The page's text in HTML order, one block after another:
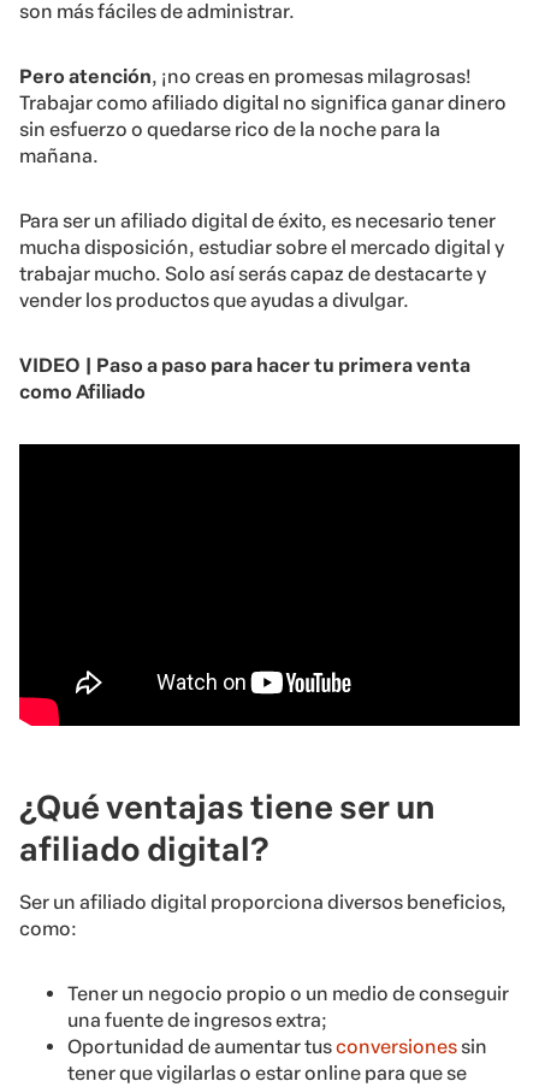
son más fáciles de administrar.
Pero atención, ¡no creas en promesas milagrosas!
Trabajar como afiliado digital no significa ganar dinero
sin esfuerzo o quedarse rico de la noche para la
mañana.
Para ser un afiliado digital de éxito, es necesario tener
mucha disposición, estudiar sobre el mercado digital y
trabajar mucho. Solo así serás capaz de destacarte y
vender los productos que ayudas a divulgar.
VIDEO | Paso a paso para hacer tu primera venta
como Afiliado
¿Qué ventajas tiene ser un
afiliado digital?
Ser un afiliado digital proporciona diversos beneficios,
como:
Tener un negocio propio o un medio de conseguir
una fuente de ingresos extra;
Oportunidad de aumentar tusconversionessin
tener que vigilarlas o estar online para que se